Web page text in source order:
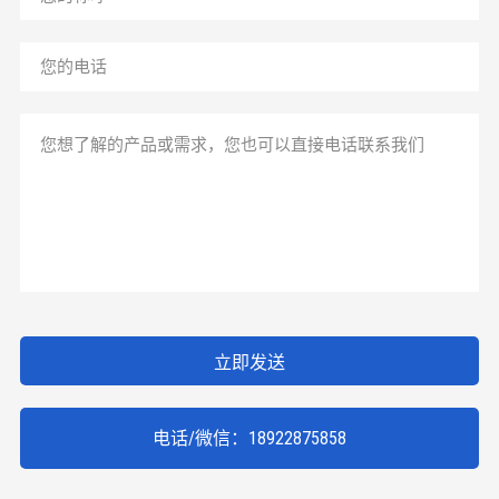
立即发送
电话/微信：18922875858